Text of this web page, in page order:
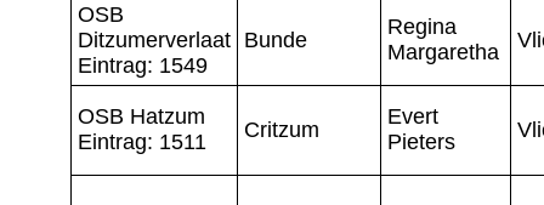
OSB
Ditzumerverlaat
Eintrag: 1549
Bunde
Regina
Margaretha
OSB Hatzum
Eintrag: 1511
Critzum
Evert
Pieters